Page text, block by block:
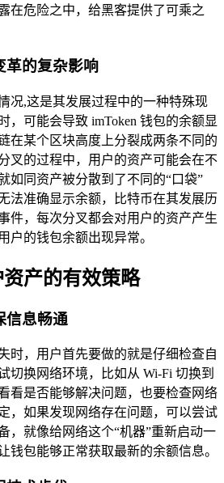
在危险之中，给黑客提供了可乘之
革的复杂影响
况,这是其发展过程中的一种特殊现
，可能会导致 imToken 钱包的余额显
在某个区块高度上分裂成两条不同的
叉的过程中，用户的资产可能会在不
如同资产被分散到了不同的“口袋”
法准确显示余额，比特币在其发展历
件，每次分叉都会对用户的资产产生
户的钱包余额出现异常。
产的有效策略
信息畅通
时，用户首先要做的就是仔细检查自
切换网络环境，比如从 Wi-Fi 切换到
看是否能够解决问题，也要检查网络
，如果发现网络存在问题，可以尝试
，就像给网络这个“机器”重新启动一
钱包能够正常获取最新的余额信息。